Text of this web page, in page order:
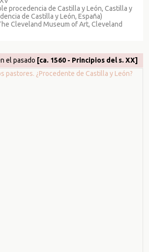
procedencia de Castilla y León, Castilla y
de Castilla y León, España)
Cleveland Museum of Art, Cleveland
el pasado [ca. 1560 - Principios del s. XX]